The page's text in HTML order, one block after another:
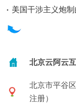
美国干涉主义炮
北京云阿云
北京市平谷
注册）